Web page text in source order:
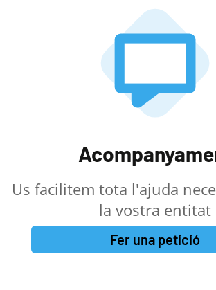
Us facilitem tota l'ajuda
la vostra entitat
Fer una petició